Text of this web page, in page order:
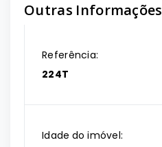
Outras Informações
Referência:
224T
Idade do imóvel: